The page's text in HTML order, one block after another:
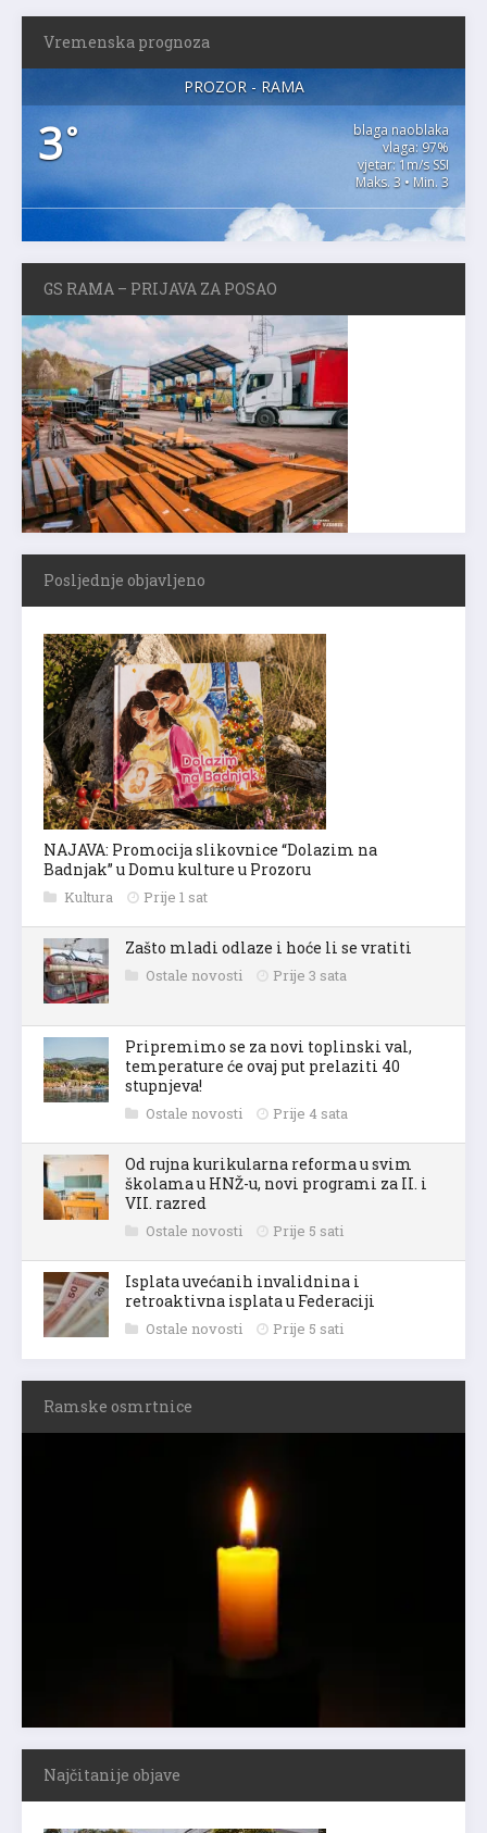
Vremenska prognoza
PROZOR - RAMA
3°
blaga naoblaka
vlaga: 97%
vjetar: 1m/s SSI
Maks. 3 • Min. 3
GS RAMA – PRIJAVA ZA POSAO
Posljednje objavljeno
NAJAVA: Promocija slikovnice “Dolazim na
Badnjak” u Domu kulture u Prozoru
Kultura Prije 1 sat
Zašto mladi odlaze i hoće li se vratiti
Ostale novosti Prije 3 sata
Pripremimo se za novi toplinski val,
temperature će ovaj put prelaziti 40
stupnjeva!
Ostale novosti Prije 4 sata
Od rujna kurikularna reforma u svim
školama u HNŽ-u, novi programi za II. i
VII. razred
Ostale novosti Prije 5 sati
Isplata uvećanih invalidnina i
retroaktivna isplata u Federaciji
Ostale novosti Prije 5 sati
Ramske osmrtnice
Najčitanije objave